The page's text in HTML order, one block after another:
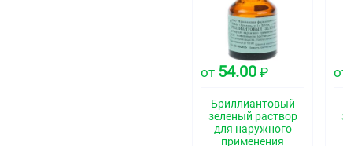
Фармакодинамика
Антисептический
Показания
Свежие
пиодермия, ссадины,
от 54.00 ₽
Бриллиантовый
зеленый раствор
для наружного
применения